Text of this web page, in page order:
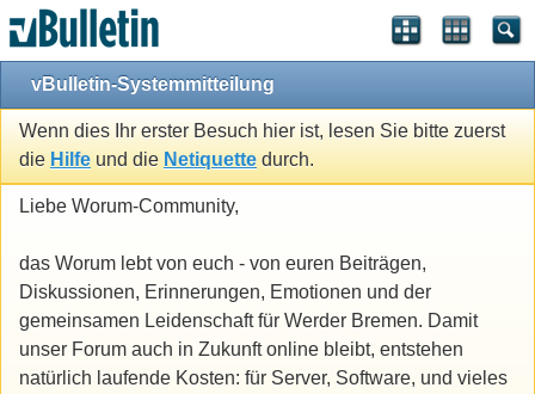
vBulletin-Systemmitteilung
Wenn dies Ihr erster Besuch hier ist, lesen Sie bitte zuerst
die Hilfe und die Netiquette durch.
Liebe Worum-Community,
das Worum lebt von euch - von euren Beiträgen,
Diskussionen, Erinnerungen, Emotionen und der
gemeinsamen Leidenschaft für Werder Bremen. Damit
unser Forum auch in Zukunft online bleibt, entstehen
natürlich laufende Kosten: für Server, Software, und vieles